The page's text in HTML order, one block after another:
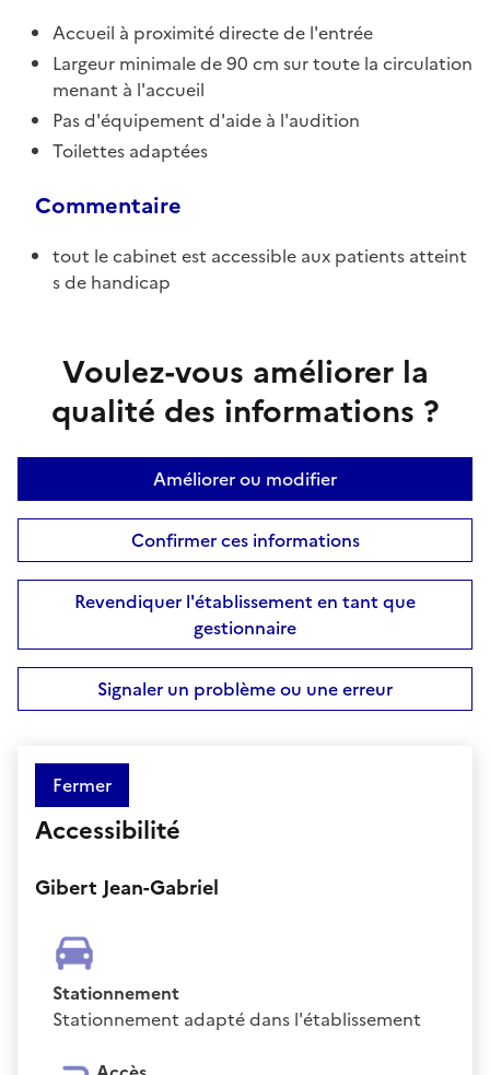
Accueil à proximité directe de l'entrée
Largeur minimale de 90 cm sur toute la circulation
menant à l'accueil
Pas d'équipement d'aide à l'audition
Toilettes adaptées
Commentaire
tout le cabinet est accessible aux patients atteint
s de handicap
Voulez-vous améliorer la
qualité des informations ?
Améliorer ou modifier
Confirmer ces informations
Revendiquer l'établissement en tant que
gestionnaire
Signaler un problème ou une erreur
Fermer
Accessibilité
Gibert Jean-Gabriel
Stationnement
Stationnement adapté dans l'établissement